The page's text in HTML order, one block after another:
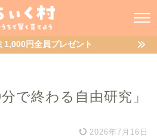
1,000円全員プレゼント
で終わる自由研究」
2026年7月16日